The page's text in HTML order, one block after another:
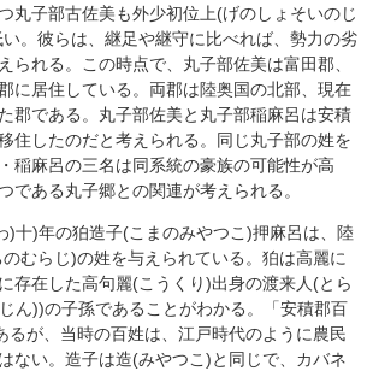
丸子部古佐美も外少初位上(げのしょそいのじ
。彼らは、継足や継守に比べれば、勢力の劣
られる。この時点で、丸子部佐美は富田郡、
に居住している。両郡は陸奥国の北部、現在
郡である。丸子部佐美と丸子部稲麻呂は安積
住したのだと考えられる。同じ丸子部の姓を
稲麻呂の三名は同系統の豪族の可能性が高
である丸子郷との関連が考えられる。
)十)年の狛造子(こまのみやつこ)押麻呂は、陸
むらじ)の姓を与えられている。狛は高麗に
存在した高句麗(こうくり)出身の渡来人(とら
ん))の子孫であることがわかる。「安積郡百
るが、当時の百姓は、江戸時代のように農民
ない。造子は造(みやつこ)と同じで、カバネ